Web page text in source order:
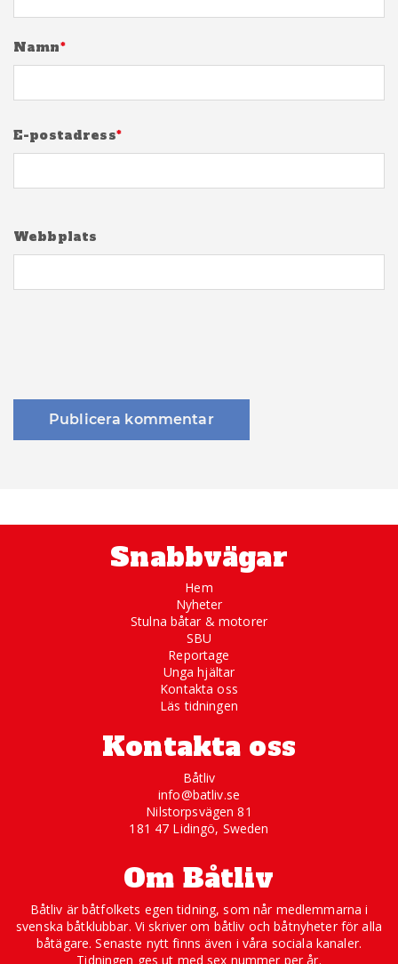
Namn*
E-postadress*
Webbplats
Snabbvägar
Hem
Nyheter
Stulna båtar & motorer
SBU
Reportage
Unga hjältar
Kontakta oss
Läs tidningen
Kontakta oss
Båtliv
info@batliv.se
Nilstorpsvägen 81
181 47 Lidingö, Sweden
Om Båtliv
Båtliv är båtfolkets egen tidning, som når medlemmarna i
svenska båtklubbar. Vi skriver om båtliv och båtnyheter för alla
båtägare. Senaste nytt finns även i våra sociala kanaler.
Tidningen ges ut med sex nummer per år.